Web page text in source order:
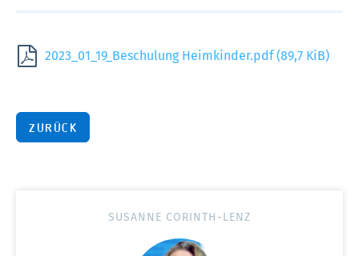
2023_01_19_Beschulung Heimkinder.pdf(89,7 KiB)
ZURÜCK
SUSANNE CORINTH-LENZ